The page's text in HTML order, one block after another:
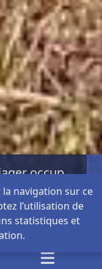
Maison en viager occupé à PLOUHINEC dans le Finistère
navigation sur ce
l’utilisation de
statistiques et